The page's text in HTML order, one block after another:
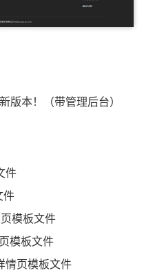
版本！（带管理后台）
件
件
模板文件
模板文件
情页模板文件